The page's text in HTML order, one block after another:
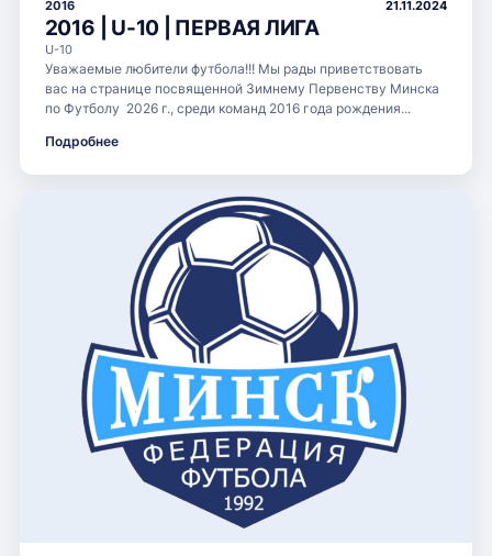
2016 21.11.2024
2016 | U-10 | ПЕРВАЯ ЛИГА
U-10
Уважаемые любители футбола!!! Мы рады приветствовать
вас на странице посвященной Зимнему Первенству Минска
по Футболу 2026 г., среди команд 2016 года рождения...
Подробнее